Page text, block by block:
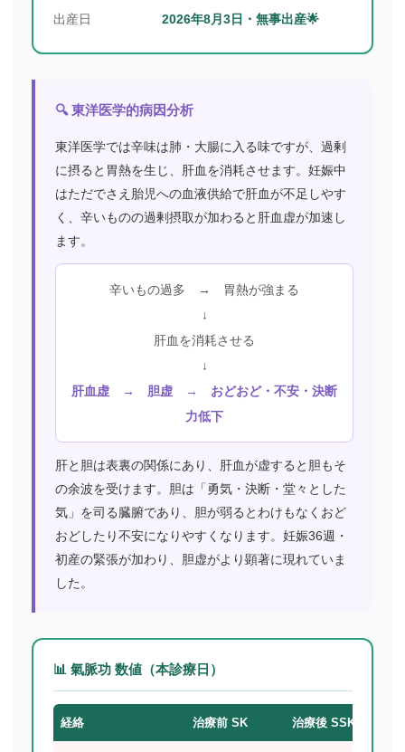
出産日
2026年8月3日・無事出産🌟
🔍 東洋医学的病因分析
東洋医学では辛味は肺・大腸に入る味ですが、過剰
に摂ると胃熱を生じ、肝血を消耗させます。妊娠中
はただでさえ胎児への血液供給で肝血が不足しやす
く、辛いものの過剰摂取が加わると肝血虚が加速し
ます。
辛いもの過多 → 胃熱が強まる
↓
肝血を消耗させる
↓
肝血虚 → 胆虚 → おどおど・不安・決断
力低下
肝と胆は表裏の関係にあり、肝血が虚すると胆もそ
の余波を受けます。胆は「勇気・決断・堂々とした
気」を司る臓腑であり、胆が弱るとわけもなくおど
おどしたり不安になりやすくなります。妊娠36週・
初産の緊張が加わり、胆虚がより顕著に現れていま
した。
📊 氣脈功 数値（本診療日）
経絡 治療前 SK 治療後 SSK